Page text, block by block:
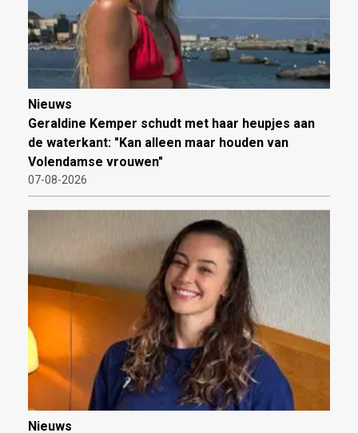
Nieuws
Geraldine Kemper schudt met haar heupjes aan
de waterkant: "Kan alleen maar houden van
Volendamse vrouwen"
07-08-2026
Nieuws